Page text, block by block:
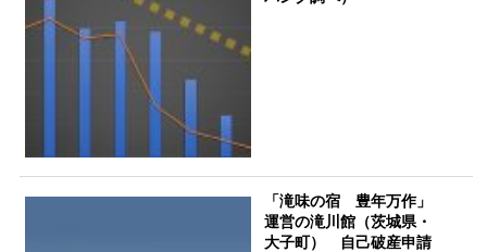
「滝味の宿 豊年万作」
運営の滝川館（茨城県・
大子町） 自己破産申請